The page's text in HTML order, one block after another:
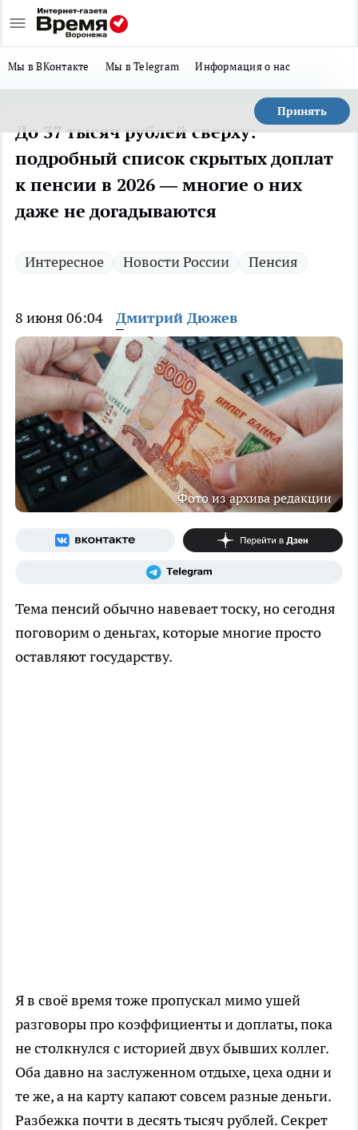
Мы в ВКонтакте Мы в Telegram Информация о нас
Принять
До 37 тысяч рублей сверху:
подробный список скрытых доплат
к пенсии в 2026 — многие о них
даже не догадываются
Интересное Новости России Пенсия
8 июня 06:04 Дмитрий Дюжев
Фото из архива редакции
Тема пенсий обычно навевает тоску, но сегодня
поговорим о деньгах, которые многие просто
оставляют государству.
Я в своё время тоже пропускал мимо ушей
разговоры про коэффициенты и доплаты, пока
не столкнулся с историей двух бывших коллег.
Оба давно на заслуженном отдыхе, цеха одни и
те же, а на карту капают совсем разные деньги.
Разбежка почти в десять тысяч рублей. Секрет